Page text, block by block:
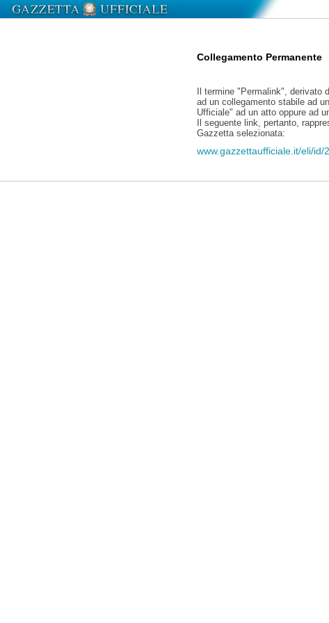
Collegamento Permanente
Il termine "Permalink", derivato
ad un collegamento stabile ad
Ufficiale" ad un atto oppure ad
Il seguente link, pertanto,
Gazzetta selezionata:
www.gazzettaufficiale.it/eli/id/